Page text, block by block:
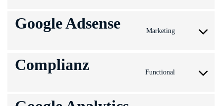
Google Adsense
Marketing
Consent
google-
Complianz
Functional
Consent